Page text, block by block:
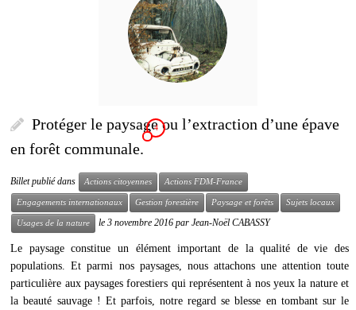
Protéger le paysage ou l’extraction d’une épave
en forêt communale.
4
Billet publié dans Actions citoyennes Actions FDM-France
Engagements internationaux Gestion forestière Paysage et forêts Sujets locaux
Usages de la nature le3 novembre 2016 parJean-Noël CABASSY
Le paysage constitue un élément important de la qualité de vie des
populations. Et parmi nos paysages, nous attachons une attention toute
particulière aux paysages forestiers qui représentent à nos yeux la nature et
la beauté sauvage ! Et parfois, notre regard se blesse en tombant sur le